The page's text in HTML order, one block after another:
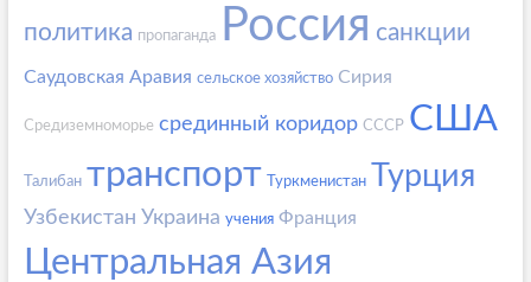
политика пропаганда Россия санкции
Саудовская Аравия сельское хозяйство Сирия
Средиземноморье срединный коридор СССР США
Талибан транспорт Туркменистан Турция
Узбекистан Украина учения Франция
Центральная Азия